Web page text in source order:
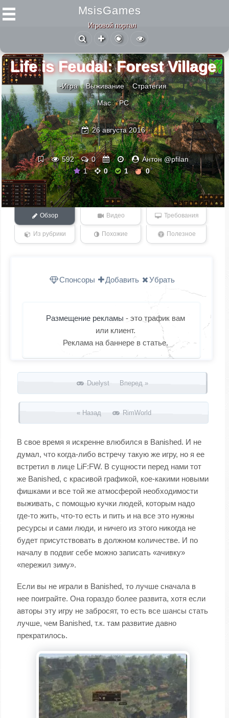
MsisGames
Игровой портал
Life is Feudal: Forest Village
-Игра Выживание Стратегия
Mac PC
26 августа 2016
592 0
Антон @pfilan
1
0 1 0
Обзор Видео Требования
Из рубрики Похожие Полезное
Спонсоры Добавить Убрать
Размещение рекламы - это трафик вам
или клиент.
Реклама на баннере в статье.
Запись навигация
Duelyst Вперед »
« Назад RimWorld
В свое время я искренне влюбился в Banished. И не
думал, что когда-либо встречу такую же игру, но я ее
встретил в лице LiF:FW. В сущности перед нами тот
же Banished, с красивой графикой, кое-какими новыми
фишками и все той же атмосферой необходимости
выживать, с помощью кучки людей, которым надо
где-то жить, что-то есть и пить и на все это нужны
ресурсы и сами люди, и ничего из этого никогда не
будет присутствовать в должном количестве. И по
началу в подвиг себе можно записать «ачивку»
«пережил зиму».
Если вы не играли в Banished, то лучше сначала в
нее поиграйте. Она гораздо более развита, хотя если
авторы эту игру не забросят, то есть все шансы стать
лучше, чем Banished, т.к. там развитие давно
прекратилось.